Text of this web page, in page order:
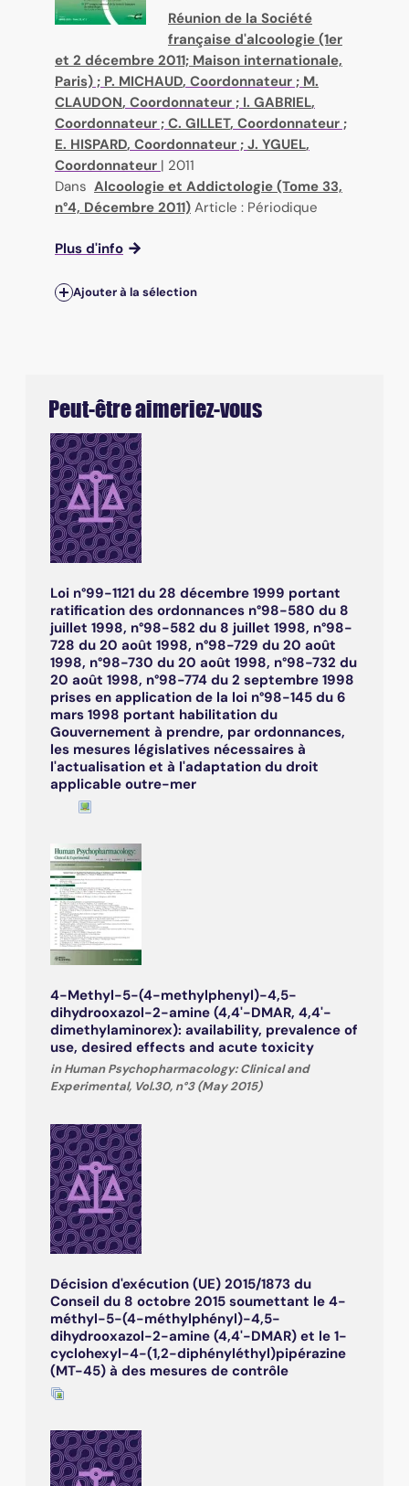
Réunion de la Société
française d'alcoologie (1er
et 2 décembre 2011; Maison internationale,
Paris) ; P. MICHAUD, Coordonnateur ; M.
CLAUDON, Coordonnateur ; I. GABRIEL,
Coordonnateur ; C. GILLET, Coordonnateur ;
E. HISPARD, Coordonnateur ; J. YGUEL,
Coordonnateur | 2011
Dans Alcoologie et Addictologie (Tome 33,
n°4, Décembre 2011) Article : Périodique
Plus d'info
Ajouter à la sélection
Peut-être aimeriez-vous
Loi n°99-1121 du 28 décembre 1999 portant
ratification des ordonnances n°98-580 du 8
juillet 1998, n°98-582 du 8 juillet 1998, n°98-
728 du 20 août 1998, n°98-729 du 20 août
1998, n°98-730 du 20 août 1998, n°98-732 du
20 août 1998, n°98-774 du 2 septembre 1998
prises en application de la loi n°98-145 du 6
mars 1998 portant habilitation du
Gouvernement à prendre, par ordonnances,
les mesures législatives nécessaires à
l'actualisation et à l'adaptation du droit
applicable outre-mer
4-Methyl-5-(4-methylphenyl)-4,5-
dihydrooxazol-2-amine (4,4'-DMAR, 4,4'-
dimethylaminorex): availability, prevalence of
use, desired effects and acute toxicity
in Human Psychopharmacology: Clinical and
Experimental, Vol.30, n°3 (May 2015)
Décision d'exécution (UE) 2015/1873 du
Conseil du 8 octobre 2015 soumettant le 4-
méthyl-5-(4-méthylphényl)-4,5-
dihydrooxazol-2-amine (4,4'-DMAR) et le 1-
cyclohexyl-4-(1,2-diphényléthyl)pipérazine
(MT-45) à des mesures de contrôle